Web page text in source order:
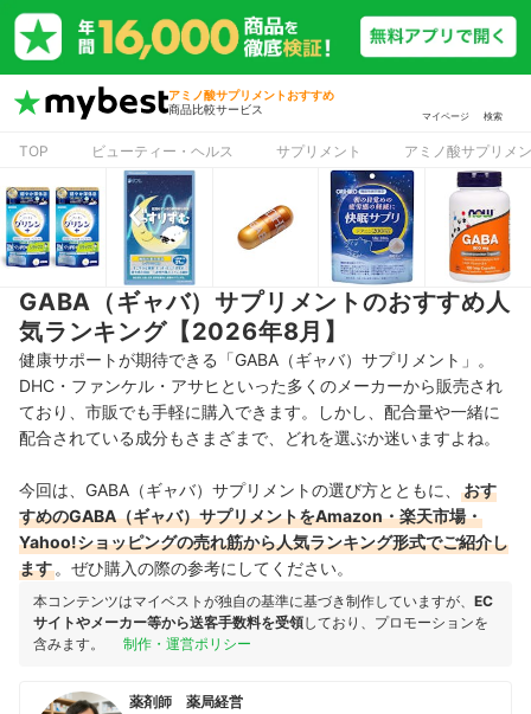
アミノ酸サプリメントおすすめ
商品比較サービス
マイページ 検索
TOP ビューティー・ヘルス サプリメント アミノ酸サプリメ
GABA（ギャバ）サプリメントのおすすめ人
気ランキング【2026年8月】
健康サポートが期待できる「GABA（ギャバ）サプリメント」。
DHC・ファンケル・アサヒといった多くのメーカーから販売され
ており、市販でも手軽に購入できます。しかし、配合量や一緒に
配合されている成分もさまざまで、どれを選ぶか迷いますよね。
今回は、GABA（ギャバ）サプリメントの選び方とともに、
おす
すめのGABA（ギャバ）サプリメントをAmazon・楽天市場・
Yahoo!ショッピングの売れ筋から人気ランキング形式でご紹介し
ます 。ぜひ購入の際の参考にしてください。
本コンテンツはマイベストが独自の基準に基づき制作していますが、 EC
サイトやメーカー等から送客手数料を受領しており、プロモーションを
含みます。
制作・運営ポリシー
薬剤師 薬局経営